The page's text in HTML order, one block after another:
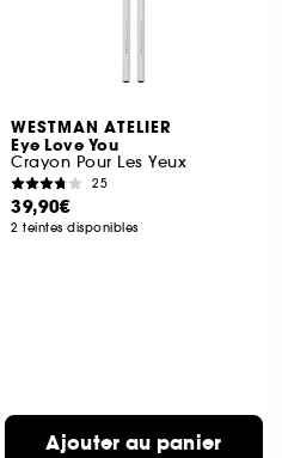
WESTMAN ATELIER
Eye Love You
Crayon Pour Les Yeux
25
39,90€
2 teintes disponibles
Ajouter au panier